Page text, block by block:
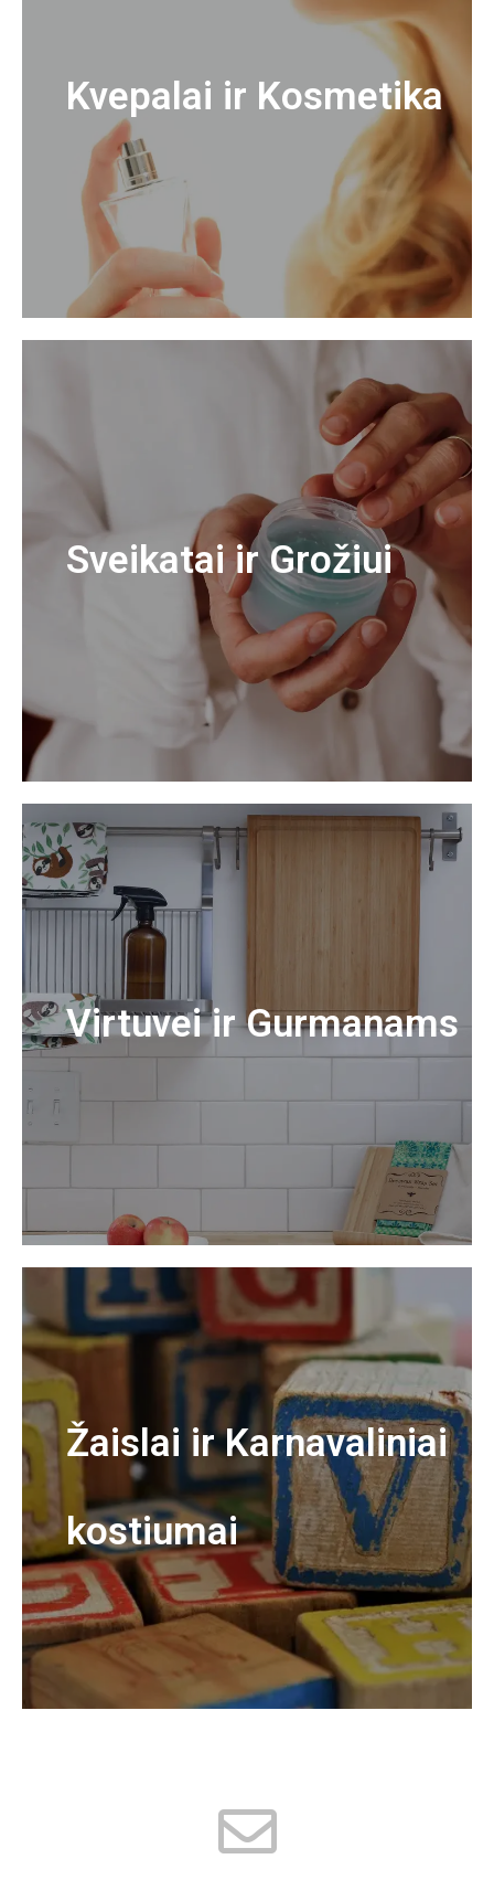
Kvepalai ir Kosmetika
Sveikatai ir Grožiui
Virtuvei ir Gurmanams
Žaislai ir Karnavaliniai
kostiumai